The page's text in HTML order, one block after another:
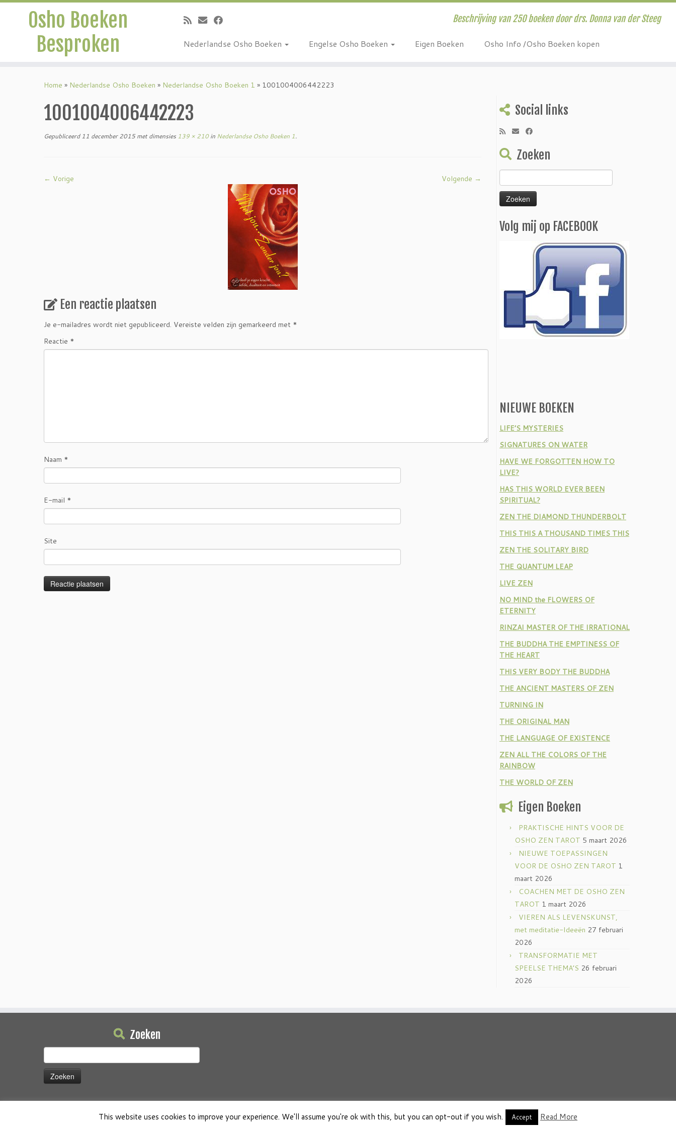
Osho Boeken
Besproken
Beschrijving van 250 boeken door drs. Donna van der Steeg
Nederlandse Osho Boeken Engelse Osho Boeken Eigen Boeken Osho Info /Osho Boeken kopen
Home » Nederlandse Osho Boeken » Nederlandse Osho Boeken 1 » 1001004006442223
1001004006442223
Gepubliceerd 11 december 2015met dimensies 139 × 210in Nederlandse Osho Boeken 1.
← Vorige Volgende →
Een reactie plaatsen
Je e-mailadres wordt niet gepubliceerd. Vereiste velden zijn gemarkeerd met *
Reactie *
Naam *
E-mail *
Site
Social links
Zoeken
naar:
Volg mij op FACEBOOK
NIEUWE BOEKEN
LIFE’S MYSTERIES
SIGNATURES ON WATER
HAVE WE FORGOTTEN HOW TO
LIVE?
HAS THIS WORLD EVER BEEN
SPIRITUAL?
ZEN THE DIAMOND THUNDERBOLT
THIS THIS A THOUSAND TIMES THIS
ZEN THE SOLITARY BIRD
THE QUANTUM LEAP
LIVE ZEN
NO MIND the FLOWERS OF
ETERNITY
RINZAI MASTER OF THE IRRATIONAL
THE BUDDHA THE EMPTINESS OF
THE HEART
THIS VERY BODY THE BUDDHA
THE ANCIENT MASTERS OF ZEN
TURNING IN
THE ORIGINAL MAN
THE LANGUAGE OF EXISTENCE
ZEN ALL THE COLORS OF THE
RAINBOW
THE WORLD OF ZEN
Eigen Boeken
PRAKTISCHE HINTS VOOR DE
OSHO ZEN TAROT 5 maart 2026
NIEUWE TOEPASSINGEN
VOOR DE OSHO ZEN TAROT 1
maart 2026
COACHEN MET DE OSHO ZEN
TAROT 1 maart 2026
VIEREN ALS LEVENSKUNST,
met meditatie-Ideeën 27 februari
2026
TRANSFORMATIE MET
SPEELSE THEMA’S 26 februari
2026
Zoeken
naar:
·© 2026 Osho Boeken Besproken·Aangeboden door ·Ontworpen met deCustomizr thema ·
This website uses cookies to improve your experience. We'll assume you're ok with this, but you can opt-out if you wish. Accept Read More